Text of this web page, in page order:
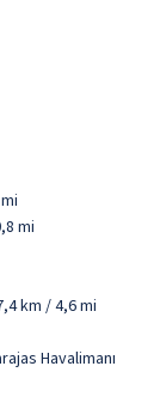
mi
km / 4,6 mi
Havalimanı